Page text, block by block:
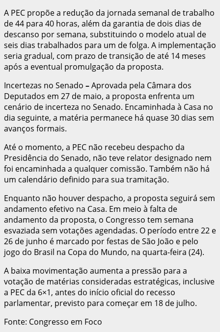
A PEC propõe a redução da jornada semanal de trabalho
de 44 para 40 horas, além da garantia de dois dias de
descanso por semana, substituindo o modelo atual de
seis dias trabalhados para um de folga. A implementação
seria gradual, com prazo de transição de até 14 meses
após a eventual promulgação da proposta.
Incertezas no Senado –Aprovada pela Câmara dos
Deputados em 27 de maio, a proposta enfrenta um
cenário de incerteza no Senado. Encaminhada à Casa no
dia seguinte, a matéria permanece há quase 30 dias sem
avanços formais.
Até o momento, a PEC não recebeu despacho da
Presidência do Senado, não teve relator designado nem
foi encaminhada a qualquer comissão. Também não há
um calendário definido para sua tramitação.
Enquanto não houver despacho, a proposta seguirá sem
andamento efetivo na Casa. Em meio à falta de
andamento da proposta, o Congresso tem semana
esvaziada sem votações agendadas. O período entre 22 e
26 de junho é marcado por festas de São João e pelo
jogo do Brasil na Copa do Mundo, na quarta-feira (24).
A baixa movimentação aumenta a pressão para a
votação de matérias consideradas estratégicas, inclusive
a PEC da 6×1, antes do início oficial do recesso
parlamentar, previsto para começar em 18 de julho.
Fonte: Congresso em Foco